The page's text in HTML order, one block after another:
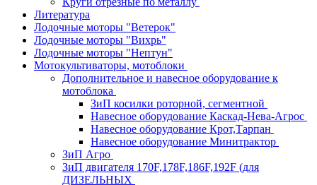
Литература
Лодочные моторы "Ветерок"
Лодочные моторы "Вихрь"
Лодочные моторы "Нептун"
Мотокультиваторы, мотоблоки
Дополнительное и навесное оборудование к
мотоблока
ЗиП косилки роторной, сегментной
Навесное оборудование Каскад-Нева-Агрос
Навесное оборудование Крот,Тарпан
Навесное оборудование Минитрактор
ЗиП Агро
ЗиП двигателя 170F,178F,186F,192F (для
ДИЗЕЛЬНЫХ